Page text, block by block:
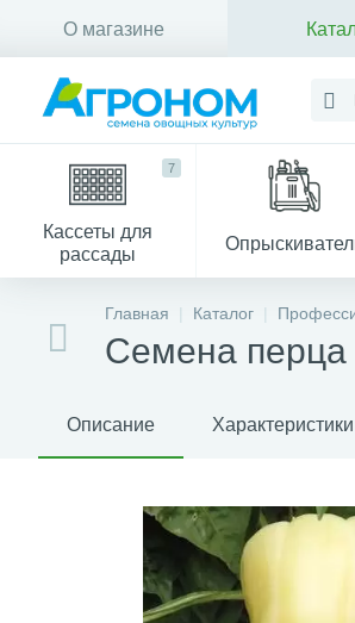
О магазине
Контакты
Кассеты для
рассады
7
Главная Каталог
Семена
Описание Характеристики